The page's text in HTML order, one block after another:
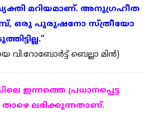
മറിയമാണ്. അനുഗ്രഹീത
ഒരു പുരുഷനോ സ്ത്രീയോ
വി.റോബോർട്ട് ബെല്ലാ മിൻ)
ഇന്നത്തെ പ്രധാനപ്പെട്ട
ലഭിക്കുന്നതാണ്.